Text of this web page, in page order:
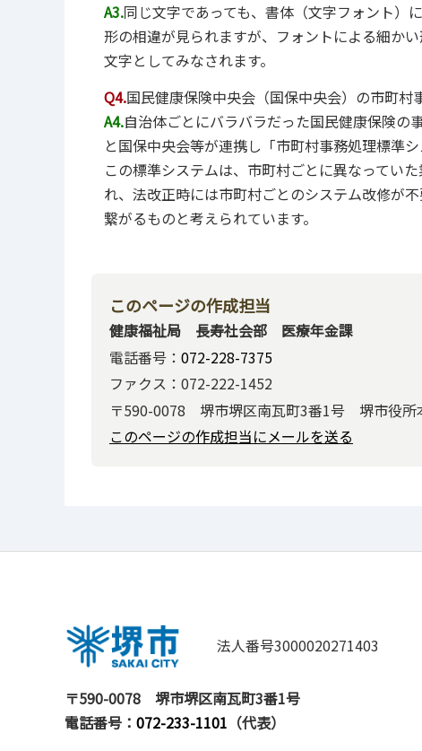
A3.同じ文字であっても、書体（文字フォント）
形の相違が見られますが、フォントによる細か
文字としてみなされます。
Q4.国民健康保険中央会（国保中央会）の市町村
A4.自治体ごとにバラバラだった国民健康保険の
と国保中央会等が連携し「市町村事務処理標準
この標準システムは、市町村ごとに異なってい
れ、法改正時には市町村ごとのシステム改修が
繋がるものと考えられています。
このページの作成担当
健康福祉局 長寿社会部 医療年金課
電話番号： 072-228-7375
ファクス：072-222-1452
〒590-0078 堺市堺区南瓦町3番1号 堺市役所
このページの作成担当にメールを送る
法人番号3000020271403
〒590-0078
堺市堺区南瓦町3番1号
電話番号： 072-233-1101 （代表）